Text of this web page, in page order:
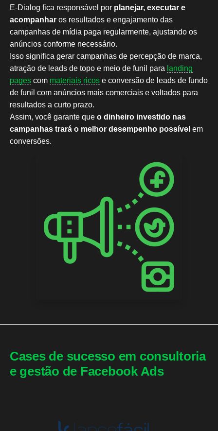
E-Dialog fica responsável por planejar, executar e
acompanhar os resultados e engajamento das
campanhas de mídia paga regularmente, ajustando os
anúncios conforme necessário.
Isso significa gerar campanhas de percepção de marca,
atração de leads de topo e meio de funil para landing
pages com materiais ricos e conversão de leads de fundo
de funil com anúncios mais comerciais e voltados para
resultados a curto prazo.
Assim, você garante que o dinheiro investido nas
campanhas trará o melhor desempenho possível em
conversões.
Cases de sucesso em consultoria
e gestão de Facebook Ads